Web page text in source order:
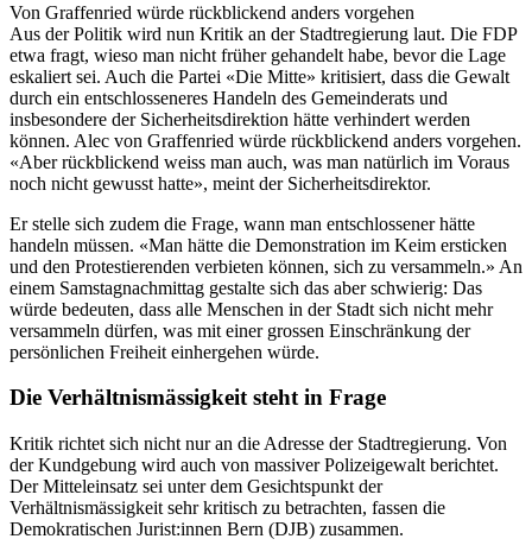
Von Graffenried würde rückblickend anders vorgehen
Aus der Politik wird nun Kritik an der Stadtregierung laut. Die FDP
etwa fragt, wieso man nicht früher gehandelt habe, bevor die Lage
eskaliert sei. Auch die Partei «Die Mitte» kritisiert, dass die Gewalt
durch ein entschlosseneres Handeln des Gemeinderats und
insbesondere der Sicherheitsdirektion hätte verhindert werden
können. Alec von Graffenried würde rückblickend anders vorgehen.
«Aber rückblickend weiss man auch, was man natürlich im Voraus
noch nicht gewusst hatte», meint der Sicherheitsdirektor.
Er stelle sich zudem die Frage, wann man entschlossener hätte
handeln müssen. «Man hätte die Demonstration im Keim ersticken
und den Protestierenden verbieten können, sich zu versammeln.» An
einem Samstagnachmittag gestalte sich das aber schwierig: Das
würde bedeuten, dass alle Menschen in der Stadt sich nicht mehr
versammeln dürfen, was mit einer grossen Einschränkung der
persönlichen Freiheit einhergehen würde.
Die Verhältnismässigkeit steht in Frage
Kritik richtet sich nicht nur an die Adresse der Stadtregierung. Von
der Kundgebung wird auch von massiver Polizeigewalt berichtet.
Der Mitteleinsatz sei unter dem Gesichtspunkt der
Verhältnismässigkeit sehr kritisch zu betrachten, fassen die
Demokratischen Jurist:innen Bern (DJB) zusammen.